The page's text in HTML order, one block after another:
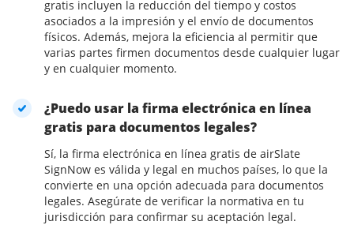
gratis incluyen la reducción del tiempo y costos
asociados a la impresión y el envío de documentos
físicos. Además, mejora la eficiencia al permitir que
varias partes firmen documentos desde cualquier lugar
y en cualquier momento.
¿Puedo usar la firma electrónica en línea
gratis para documentos legales?
Sí, la firma electrónica en línea gratis de airSlate
SignNow es válida y legal en muchos países, lo que la
convierte en una opción adecuada para documentos
legales. Asegúrate de verificar la normativa en tu
jurisdicción para confirmar su aceptación legal.